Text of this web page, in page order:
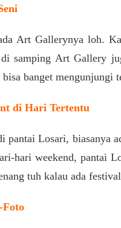
Art Gallerynya loh.
samping Art Gallery
banget mengunjungi
di Hari Tertentu
pantai Losari, biasanya
hari weekend, pantai
tuh kalau ada
Foto